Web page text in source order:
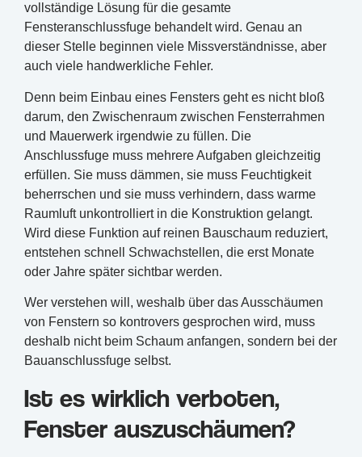
vollständige Lösung für die gesamte
Fensteranschlussfuge behandelt wird. Genau an
dieser Stelle beginnen viele Missverständnisse, aber
auch viele handwerkliche Fehler.
Denn beim Einbau eines Fensters geht es nicht bloß
darum, den Zwischenraum zwischen Fensterrahmen
und Mauerwerk irgendwie zu füllen. Die
Anschlussfuge muss mehrere Aufgaben gleichzeitig
erfüllen. Sie muss dämmen, sie muss Feuchtigkeit
beherrschen und sie muss verhindern, dass warme
Raumluft unkontrolliert in die Konstruktion gelangt.
Wird diese Funktion auf reinen Bauschaum reduziert,
entstehen schnell Schwachstellen, die erst Monate
oder Jahre später sichtbar werden.
Wer verstehen will, weshalb über das Ausschäumen
von Fenstern so kontrovers gesprochen wird, muss
deshalb nicht beim Schaum anfangen, sondern bei der
Bauanschlussfuge selbst.
Ist es wirklich verboten,
Fenster auszuschäumen?